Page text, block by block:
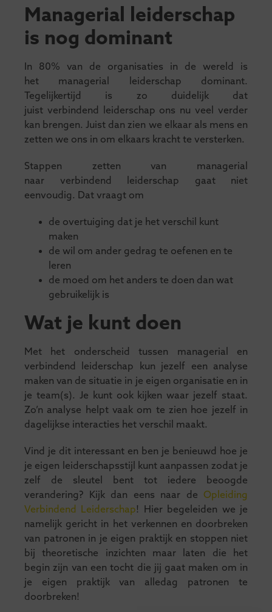
Managerial leiderschap
is nog dominant
In 80% van de organisaties in de wereld is
het managerial leiderschap dominant.
Tegelijkertijd is zo duidelijk dat
juist verbindend leiderschap ons nu veel verder
kan brengen. Juist dan zien we elkaar als mens en
zetten we ons in om elkaars kracht te versterken.
Stappen zetten van managerial
naar verbindend leiderschap gaat niet
eenvoudig. Dat vraagt om
de overtuiging dat je het verschil kunt
maken
de wil om ander gedrag te oefenen en te
leren
de moed om het anders te doen dan wat
gebruikelijk is
Wat je kunt doen
Met het onderscheid tussen managerial en
verbindend leiderschap kun jezelf een analyse
maken van de situatie in je eigen organisatie en in
je team(s). Je kunt ook kijken waar jezelf staat.
Zo’n analyse helpt vaak om te zien hoe jezelf in
dagelijkse interacties het verschil maakt.
Vind je dit interessant en ben je benieuwd hoe je
je eigen leiderschapsstijl kunt aanpassen zodat je
zelf de sleutel bent tot iedere beoogde
verandering? Kijk dan eens naar de Opleiding
Verbindend Leiderschap! Hier begeleiden we je
namelijk gericht in het verkennen en doorbreken
van patronen in je eigen praktijk en stoppen niet
bij theoretische inzichten maar laten die het
begin zijn van een tocht die jij gaat maken om in
je eigen praktijk van alledag patronen te
doorbreken!